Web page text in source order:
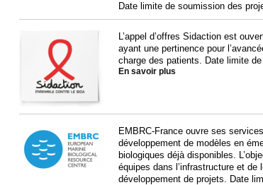
Date limite de soumission des
L’appel d’offres Sidaction est
ayant une pertinence pour
charge des patients. Date limite
En savoir plus
EMBRC-France ouvre ses
développement de modèles en
biologiques déjà disponibles.
équipes dans l’infrastructure et
développement de projets. Date